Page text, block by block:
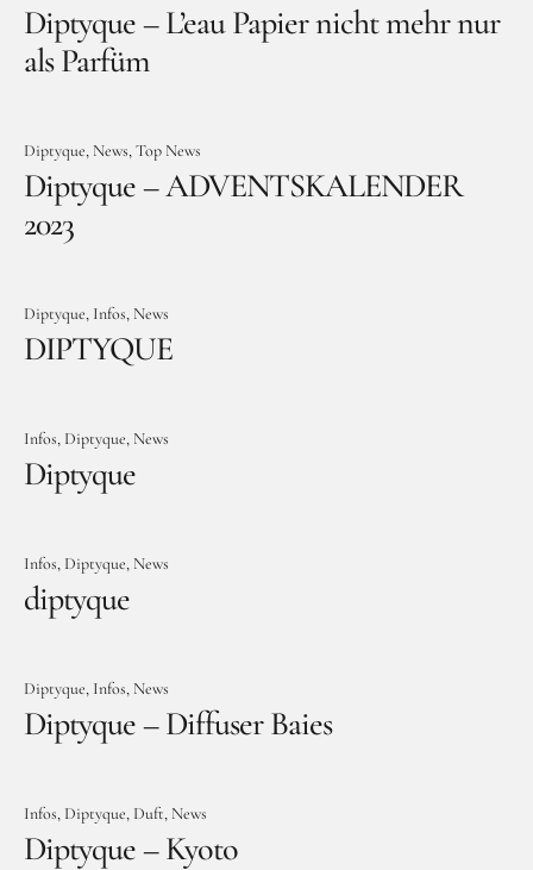
Diptyque – L’eau Papier nicht mehr nur
als Parfüm
Diptyque News Top News
Diptyque – ADVENTSKALENDER
2023
Diptyque Infos News
DIPTYQUE
Infos Diptyque News
Diptyque
Infos Diptyque News
diptyque
Diptyque Infos News
Diptyque – Diffuser Baies
Infos Diptyque Duft News
Diptyque – Kyoto